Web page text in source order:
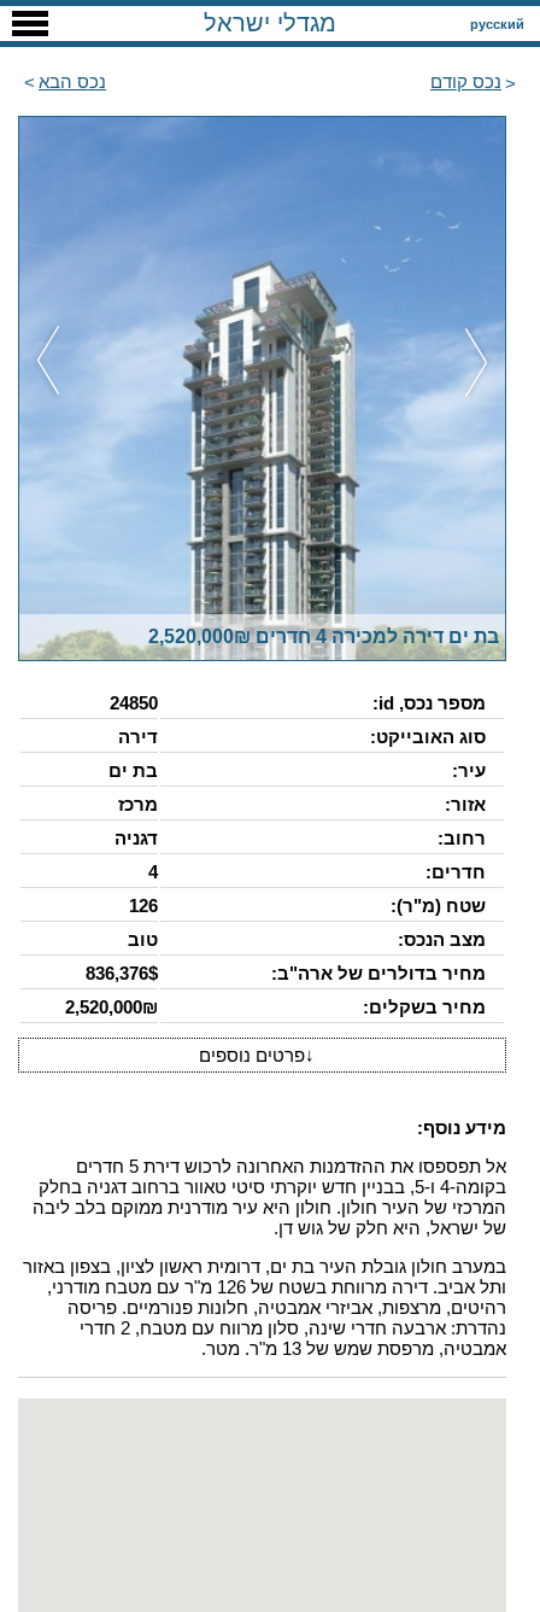
русский מגדלי ישראל
נכס קודם נכס הבא
בת ים דירה למכירה 4 חדרים 2,520,000₪
מספר נכס, id:
24850
סוג האובייקט:
דירה
עיר:
בת ים
אזור:
מרכז
רחוב:
דגניה
חדרים:
4
שטח (מ"ר):
126
מצב הנכס:
טוב
מחיר בדולרים של ארה"ב:
836,376$
מחיר בשקלים:
2,520,000₪
↓פרטים נוספים
מידע נוסף:
אל תפספסו את ההזדמנות האחרונה לרכוש דירת 5 חדרים
בקומה-4 ו-5, בבניין חדש יוקרתי סיטי טאוור ברחוב דגניה בחלק
המרכזי של העיר חולון. חולון היא עיר מודרנית ממוקם בלב ליבה
של ישראל, היא חלק של גוש דן.
במערב חולון גובלת העיר בת ים, דרומית ראשון לציון, בצפון באזור
ותל אביב. דירה מרווחת בשטח של 126 מ"ר עם מטבח מודרני,
רהיטים, מרצפות, אביזרי אמבטיה, חלונות פנורמיים. פריסה
נהדרת: ארבעה חדרי שינה, סלון מרווח עם מטבח, 2 חדרי
אמבטיה, מרפסת שמש של 13 מ"ר. מטר.